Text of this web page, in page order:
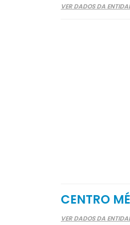
VER DADOS DA
CENTRO
VER DADOS DA